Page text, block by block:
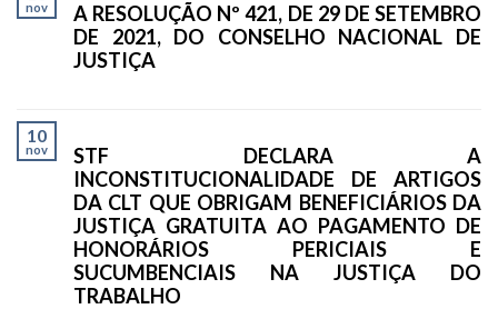
nov
A RESOLUÇÃO Nº 421, DE 29 DE SETEMBRO
DE 2021, DO CONSELHO NACIONAL DE
JUSTIÇA
10
nov
STF DECLARA A
INCONSTITUCIONALIDADE DE ARTIGOS
DA CLT QUE OBRIGAM BENEFICIÁRIOS DA
JUSTIÇA GRATUITA AO PAGAMENTO DE
HONORÁRIOS PERICIAIS E
SUCUMBENCIAIS NA JUSTIÇA DO
TRABALHO